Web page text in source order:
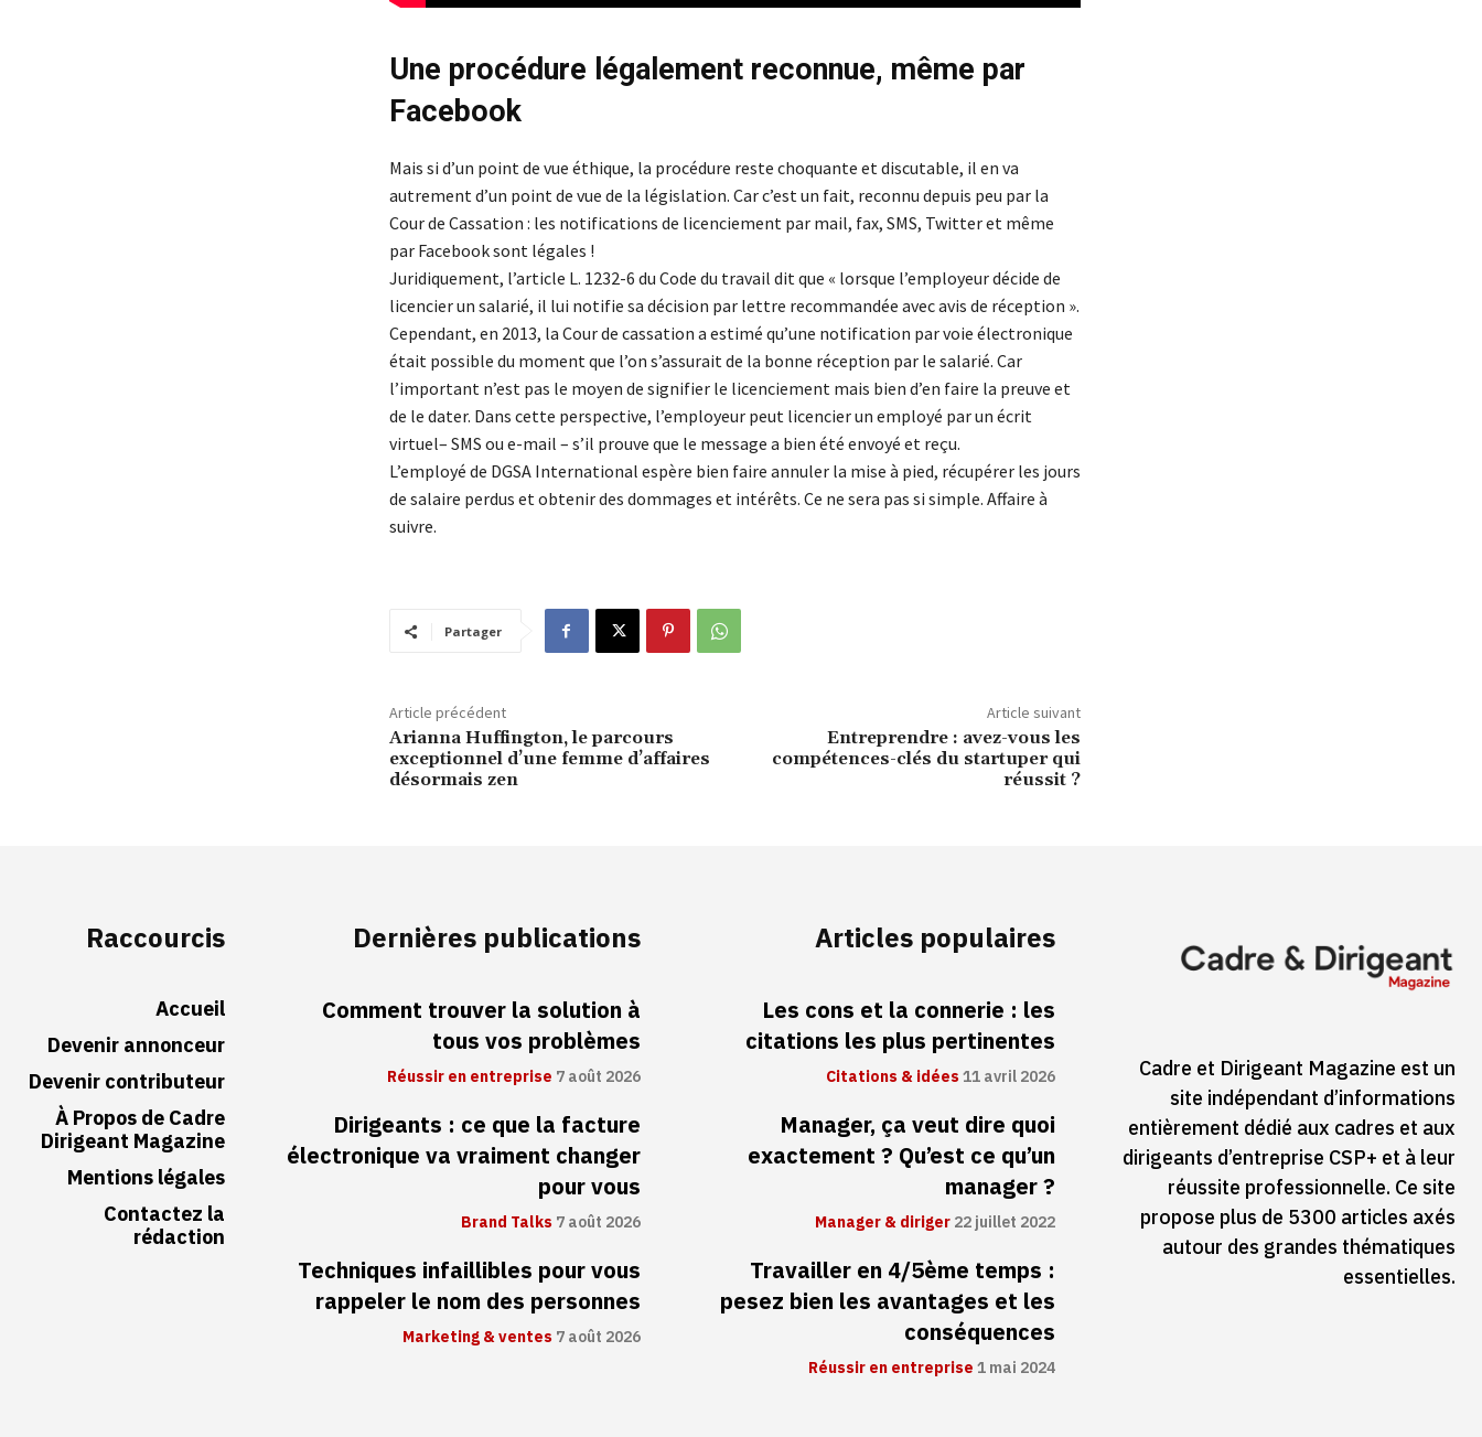
Une procédure légalement reconnue, même par
Facebook
Mais si d’un point de vue éthique, la procédure reste choquante et discutable, il en va
autrement d’un point de vue de la législation. Car c’est un fait, reconnu depuis peu par la
Cour de Cassation : les notifications de licenciement par mail, fax, SMS, Twitter et même
par Facebook sont légales !
Juridiquement, l’article L. 1232-6 du Code du travail dit que « lorsque l’employeur décide de
licencier un salarié, il lui notifie sa décision par lettre recommandée avec avis de réception ».
Cependant, en 2013, la Cour de cassation a estimé qu’une notification par voie électronique
était possible du moment que l’on s’assurait de la bonne réception par le salarié. Car
l’important n’est pas le moyen de signifier le licenciement mais bien d’en faire la preuve et
de le dater. Dans cette perspective, l’employeur peut licencier un employé par un écrit
virtuel– SMS ou e-mail – s’il prouve que le message a bien été envoyé et reçu.
L’employé de DGSA International espère bien faire annuler la mise à pied, récupérer les jours
de salaire perdus et obtenir des dommages et intérêts. Ce ne sera pas si simple. Affaire à
suivre.
Partager
Article précédent
Arianna Huffington, le parcours
exceptionnel d’une femme d’affaires
désormais zen
Article suivant
Entreprendre : avez-vous les
compétences-clés du startuper qui
réussit ?
Raccourcis
Accueil
Devenir annonceur
Devenir contributeur
À Propos de Cadre
Dirigeant Magazine
Mentions légales
Contactez la
rédaction
Dernières publications
Comment trouver la solution à
tous vos problèmes
Réussir en entreprise 7 août 2026
Dirigeants : ce que la facture
électronique va vraiment changer
pour vous
Brand Talks 7 août 2026
Techniques infaillibles pour vous
rappeler le nom des personnes
Marketing & ventes 7 août 2026
Articles populaires
Les cons et la connerie : les
citations les plus pertinentes
Citations & idées11 avril 2026
Manager, ça veut dire quoi
exactement ? Qu’est ce qu’un
manager ?
Manager & diriger22 juillet 2022
Travailler en 4/5ème temps :
pesez bien les avantages et les
conséquences
Réussir en entreprise1 mai 2024
Cadre et Dirigeant Magazine est un
site indépendant d’informations
entièrement dédié aux cadres et aux
dirigeants d’entreprise CSP+ et à leur
réussite professionnelle. Ce site
propose plus de 5300 articles axés
autour des grandes thématiques
essentielles.